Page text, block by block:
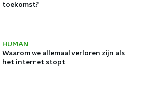
toekomst?
HUMAN
Waarom we allemaal verloren zijn als
het internet stopt